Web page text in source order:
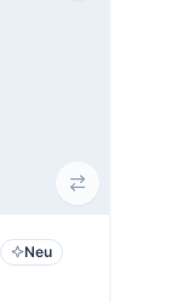
Neu